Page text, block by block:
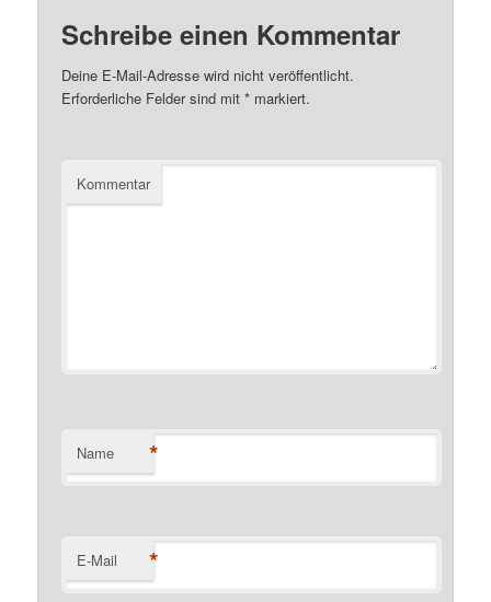
Schreibe einen Kommentar
Deine E-Mail-Adresse wird nicht veröffentlicht.
Erforderliche Felder sind mit* markiert.
Kommentar
Name *
E-Mail *